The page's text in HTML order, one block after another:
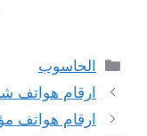
التصنيفات
الحاسوب
ارقام هواتف
ارقام هواتف